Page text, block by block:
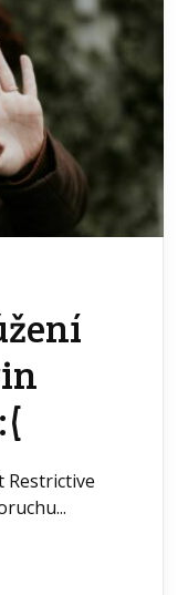
Restrictive